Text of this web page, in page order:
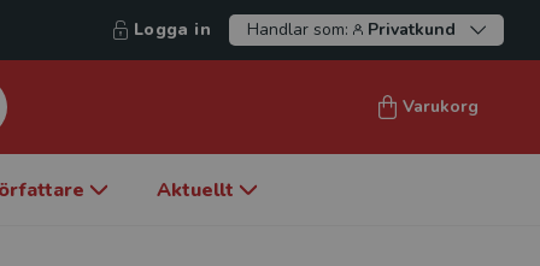
Logga in Handlar som: Privatkund
Varukorg
Aktuellt